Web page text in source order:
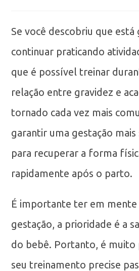
Se você descobriu que está
continuar praticando
que é possível treinar
relação entre gravidez e
tornado cada vez mais
garantir uma gestação mais
para recuperar a forma
rapidamente após o parto.
É importante ter em mente
gestação, a prioridade é a
do bebê. Portanto, é muito
seu treinamento precise